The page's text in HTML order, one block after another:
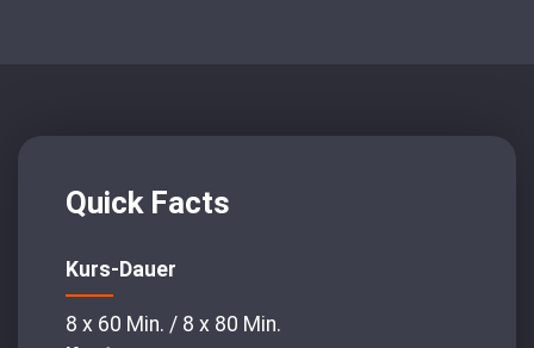
Quick Facts
Kurs-Dauer
8 x 60 Min. / 8 x 80 Min.